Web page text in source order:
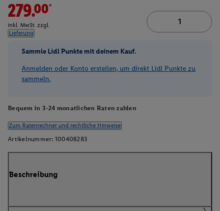
279.00*
inkl. MwSt. zzgl.
Lieferung
Sammle Lidl Punkte mit deinem Kauf.
Anmelden oder Konto erstellen, um direkt Lidl Punkte zu
sammeln.
Bequem in 3-24 monatlichen Raten zahlen
Zum Ratenrechner und rechtliche Hinweise
Artikelnummer: 100408283
Beschreibung